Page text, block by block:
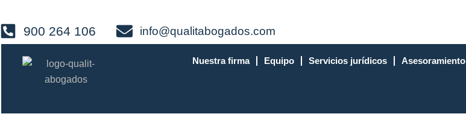
al
contenido
900 264 106 info@qualitabogados.com
Nuestra firma Equipo Servicios jurídicos Asesoramiento